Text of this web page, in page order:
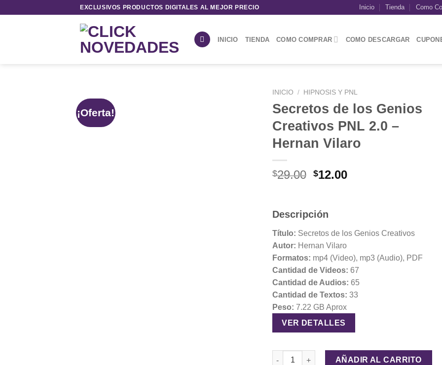
EXCLUSIVOS PRODUCTOS DIGITALES AL MEJOR PRECIO Inicio Tienda Como
INICIO TIENDA COMO COMPRAR COMO DESCARGAR
¡Oferta!
INICIO / HIPNOSIS Y PNL
Secretos de los Genios
Creativos PNL 2.0 –
Hernan Vilaro
$29.00 El
era:
$29.00.
$12.00El
Descripción
Título: Secretos de los Genios Creativos
Autor: Hernan Vilaro
Formatos: mp4 (Video), mp3 (Audio), PDF
Cantidad de Videos: 67
Cantidad de Audios: 65
Cantidad de Textos: 33
Peso: 7.22 GB Aprox
VER DETALLES
Secretos de los Genios Creativos PNL 2.0 –
AÑADIR AL CARRITO